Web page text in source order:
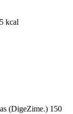
kcal
(DigeZime.) 150